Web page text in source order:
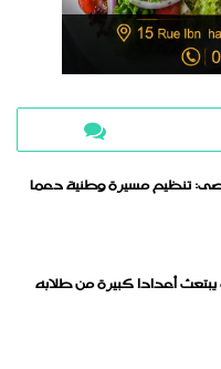
تنظيم مسيرة وطنية دعما
أعدادا كبيرة من طلابه